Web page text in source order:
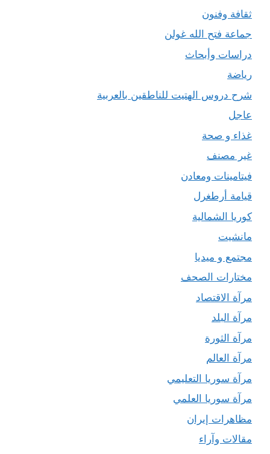
ثقافة وفنون
جماعة فتح الله غولن
دراسات وأبحاث
رياضة
شرح دروس الهتيت للناطقين بالعربية
عاجل
غذاء و صحة
غير مصنف
فيتامينات ومعادن
قيامة أرطغرل
كوريا الشمالية
مانشيت
مجتمع و ميديا
مختارات الصحف
مرآة الاقتصاد
مرآة البلد
مرآة الثورة
مرآة العالم
مرآة سوريا التعليمي
مرآة سوريا العلمي
مظاهرات إيران
مقالات وآراء